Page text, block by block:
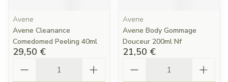
Avene
Avene Cleanance
Comedomed Peeling 40ml
29,50 €
Avene
Avene Body Gommage
Douceur 200ml Nf
21,50 €